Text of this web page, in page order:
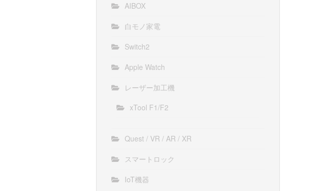
AIBOX
白モノ家電
Switch2
Apple Watch
レーザー加工機
xTool F1/F2
Quest / VR / AR / XR
スマートロック
IoT機器